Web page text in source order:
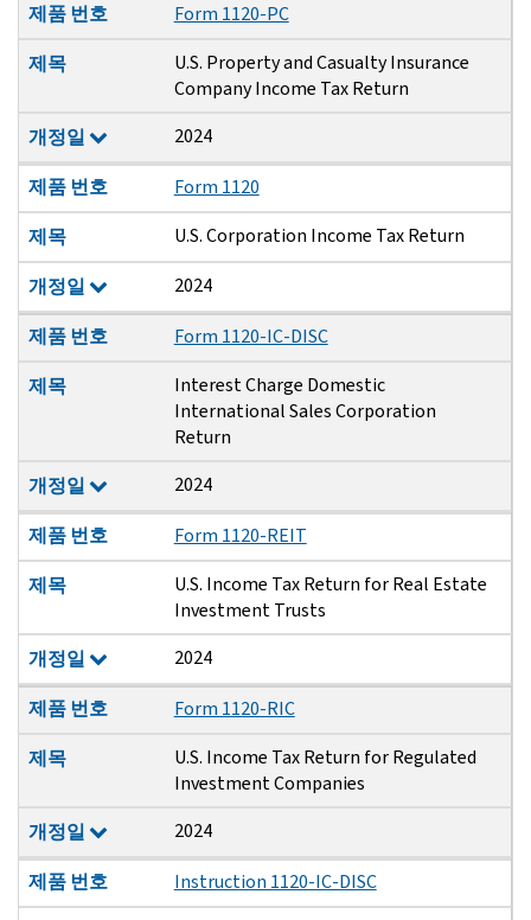
제품 번호
Form 1120-PC
제목
U.S. Property and Casualty Insurance
Company Income Tax Return
개정일
2024
제품 번호
Form 1120
제목
U.S. Corporation Income Tax Return
개정일 2024
제품 번호
Form 1120-IC-DISC
제목
Interest Charge Domestic
International Sales Corporation
Return
개정일
2024
제품 번호
Form 1120-REIT
제목
U.S. Income Tax Return for Real Estate
Investment Trusts
개정일
2024
제품 번호
Form 1120-RIC
제목
U.S. Income Tax Return for Regulated
Investment Companies
개정일
2024
제품 번호
Instruction 1120-IC-DISC